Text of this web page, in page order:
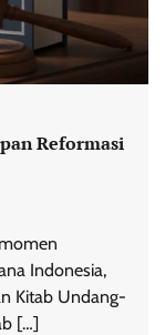
Reformasi
Indonesia,
Kitab Undang-
[…]